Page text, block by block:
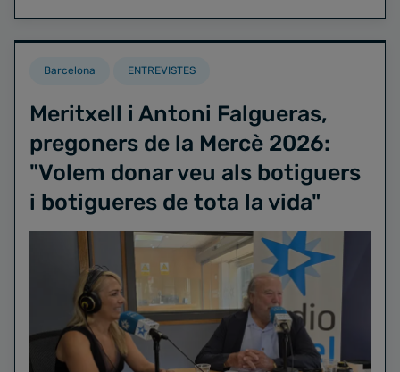
Barcelona ENTREVISTES
Meritxell i Antoni Falgueras,
pregoners de la Mercè 2026:
"Volem donar veu als botiguers
i botigueres de tota la vida"